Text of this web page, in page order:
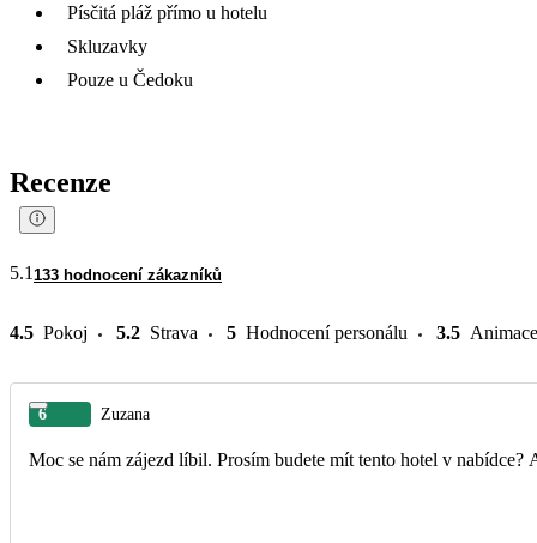
Písčitá pláž přímo u hotelu
Skluzavky
Pouze u Čedoku
Recenze
5.1 133 hodnocení zákazníků
4.5 Pokoj 5.2 Strava 5 Hodnocení personálu 3.5 Animace
6 Zuzana